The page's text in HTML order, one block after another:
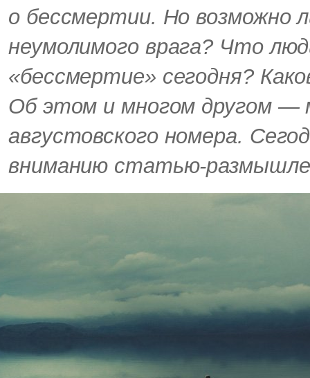
о бессмертии. Но возможно
неумолимого врага? Что
«бессмертие» сегодня?
Об этом и многом другом
августовского номера.
вниманию статью-